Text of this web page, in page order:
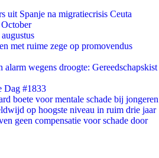
uit Spanje na migratiecrisis Ceuta
met ruime zege op promovendus
alarm wegens droogte: Gereedschapskist
Dag #1833
boete voor mentale schade bij jongeren
op hoogste niveau in ruim drie jaar
geen compensatie voor schade door